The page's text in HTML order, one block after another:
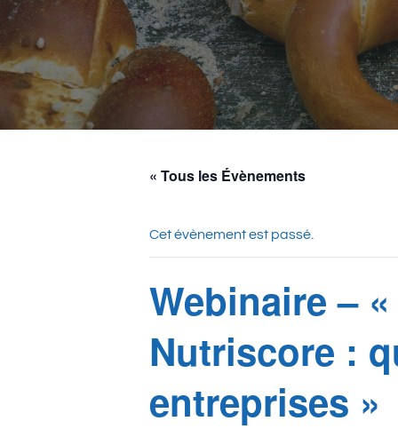
« Tous les Évènements
Cet évènement est passé.
Webinaire –
Nutriscore :
entreprises »